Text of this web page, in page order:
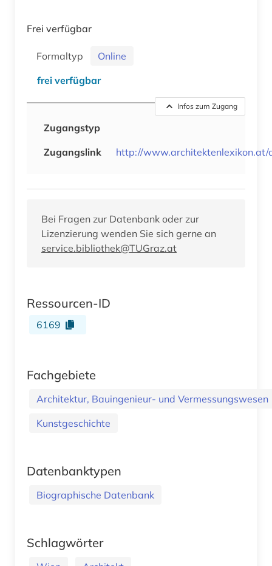
Frei verfügbar
Formaltyp
Online
frei verfügbar
Infos zum Zugang
Zugangstyp
Zugangslink
http://www.architektenlexikon.at/
Bei Fragen zur Datenbank oder zur
Lizenzierung wenden Sie sich gerne an
service.bibliothek@TUGraz.at
Ressourcen-ID
6169
Fachgebiete
Architektur, Bauingenieur- und Vermessungswesen
Kunstgeschichte
Datenbanktypen
Biographische Datenbank
Schlagwörter